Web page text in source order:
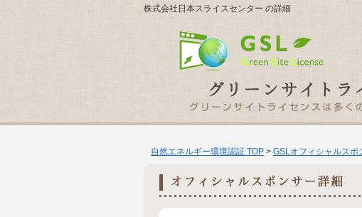
株式会社日本スライスセンター の詳細
自然エネルギー環境認証 TOP > GSLオフィシャルスポ